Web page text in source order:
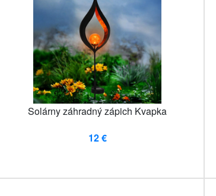
Solárny záhradný zápich Kvapka
12 €